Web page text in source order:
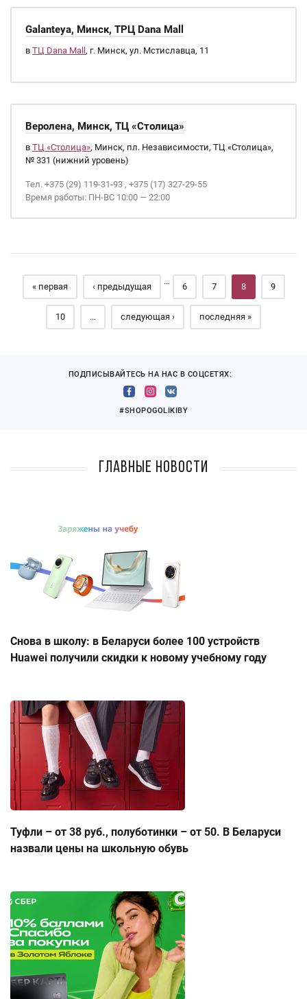
Galanteya, Минск, ТРЦ Dana Mall
в ТЦ Dana Mall , г. Минск, ул. Мстиславца, 11
Веролена, Минск, ТЦ «Столица»
в ТЦ «Столица», Минск, пл. Независимости, ТЦ «Столица»,
№ 331 (нижний уровень)
Тел. +375 (29) 119-31-93 , +375 (17) 327-29-55
Время работы: ПН-ВС 10:00 — 22:00
Страницы
« первая ‹ предыдущая
…
6 7 8 9
10 … следующая › последняя »
ПОДПИСЫВАЙТЕСЬ НА НАС В СОЦСЕТЯХ:
#SHOPOGOLIKIBY
Главные новости
Снова в школу: в Беларуси более 100 устройств
Huawei получили скидки к новому учебному году
Туфли – от 38 руб., полуботинки – от 50. В Беларуси
назвали цены на школьную обувь